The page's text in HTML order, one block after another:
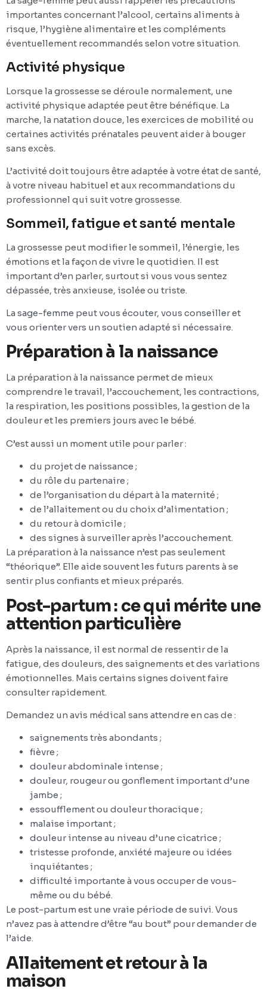
importantes concernant l’alcool, certains aliments à
risque, l’hygiène alimentaire et les compléments
éventuellement recommandés selon votre situation.
Activité physique
Lorsque la grossesse se déroule normalement, une
activité physique adaptée peut être bénéfique. La
marche, la natation douce, les exercices de mobilité ou
certaines activités prénatales peuvent aider à bouger
sans excès.
L’activité doit toujours être adaptée à votre état de santé,
à votre niveau habituel et aux recommandations du
professionnel qui suit votre grossesse.
Sommeil, fatigue et santé mentale
La grossesse peut modifier le sommeil, l’énergie, les
émotions et la façon de vivre le quotidien. Il est
important d’en parler, surtout si vous vous sentez
dépassée, très anxieuse, isolée ou triste.
La sage-femme peut vous écouter, vous conseiller et
vous orienter vers un soutien adapté si nécessaire.
Préparation à la naissance
La préparation à la naissance permet de mieux
comprendre le travail, l’accouchement, les contractions,
la respiration, les positions possibles, la gestion de la
douleur et les premiers jours avec le bébé.
C’est aussi un moment utile pour parler :
du projet de naissance ;
du rôle du partenaire ;
de l’organisation du départ à la maternité ;
de l’allaitement ou du choix d’alimentation ;
du retour à domicile ;
des signes à surveiller après l’accouchement.
La préparation à la naissance n’est pas seulement
“théorique”. Elle aide souvent les futurs parents à se
sentir plus confiants et mieux préparés.
Post-partum : ce qui mérite une
attention particulière
Après la naissance, il est normal de ressentir de la
fatigue, des douleurs, des saignements et des variations
émotionnelles. Mais certains signes doivent faire
consulter rapidement.
Demandez un avis médical sans attendre en cas de :
saignements très abondants ;
fièvre ;
douleur abdominale intense ;
douleur, rougeur ou gonflement important d’une
jambe ;
essoufflement ou douleur thoracique ;
malaise important ;
douleur intense au niveau d’une cicatrice ;
tristesse profonde, anxiété majeure ou idées
inquiétantes ;
difficulté importante à vous occuper de vous-
même ou du bébé.
Le post-partum est une vraie période de suivi. Vous
n’avez pas à attendre d’être “au bout” pour demander de
l’aide.
Allaitement et retour à la
maison